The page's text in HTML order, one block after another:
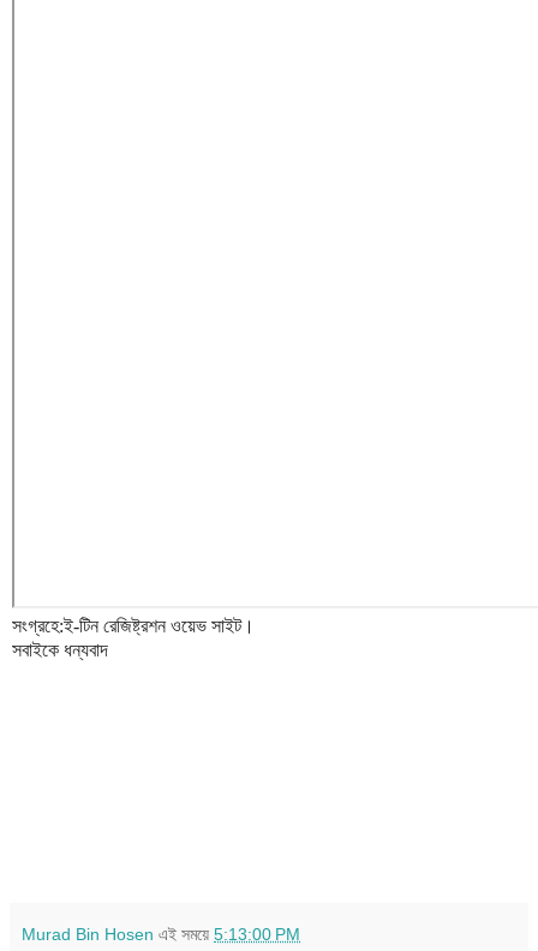
সংগ্রহে:ই-টিন রেজিষ্ট্রশন ওয়েভ সাইট।
সবাইকে ধন্যবাদ
Murad Bin Hosen এই সময়ে 5:13:00 PM